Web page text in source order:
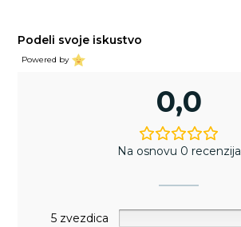
Podeli svoje iskustvo
Powered by
0,0
Na osnovu 0 recenzija
5 zvezdica